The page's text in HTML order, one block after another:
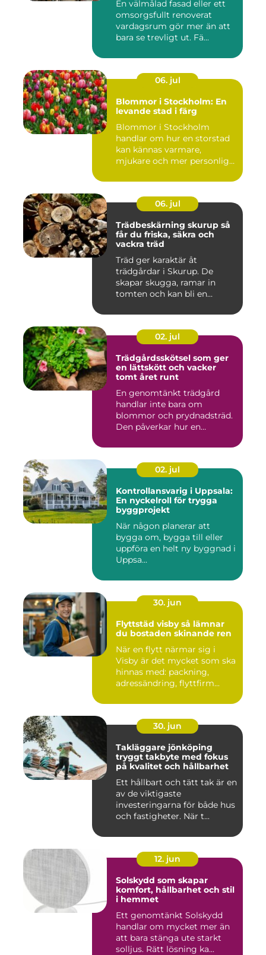
En välmålad fasad eller ett
omsorgsfullt renoverat
vardagsrum gör mer än att
bara se trevligt ut. Fä...
06. jul
Blommor i Stockholm: En
levande stad i färg
Blommor i Stockholm
handlar om hur en storstad
kan kännas varmare,
mjukare och mer personlig
06. jul
Trädbeskärning skurup så
får du friska, säkra och
vackra träd
Träd ger karaktär åt
trädgårdar i Skurup. De
skapar skugga, ramar in
tomten och kan bli en
02. jul
Trädgårdsskötsel som ger
en lättskött och vacker
tomt året runt
En genomtänkt trädgård
handlar inte bara om
blommor och prydnadsträd.
Den påverkar hur en
02. jul
Kontrollansvarig i Uppsala:
En nyckelroll för trygga
byggprojekt
När någon planerar att
bygga om, bygga till eller
uppföra en helt ny byggnad i
Uppsa...
30. jun
Flyttstäd visby så lämnar
du bostaden skinande ren
När en flytt närmar sig i
Visby är det mycket som ska
hinnas med: packning,
adressändring, flyttfirm...
30. jun
Takläggare jönköping
tryggt takbyte med fokus
på kvalitet och hållbarhet
Ett hållbart och tätt tak är en
av de viktigaste
investeringarna för både hus
och fastigheter. När t...
12. jun
Solskydd som skapar
komfort, hållbarhet och stil
i hemmet
Ett genomtänkt Solskydd
handlar om mycket mer än
att bara stänga ute starkt
solljus. Rätt lösning ka...